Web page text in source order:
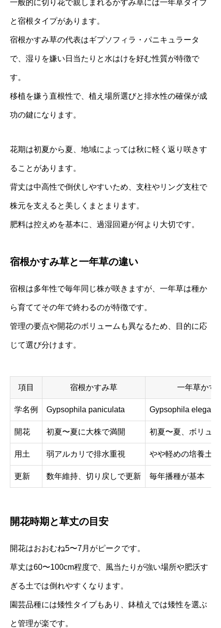
一般的に切り花で親しまれるかすみ草には一年草タイプ
と宿根タイプがあります。
宿根かすみ草の代表はギプソフィラ・パニキュラータ
で、湿りを嫌い日当たりと水はけを好む性質が特徴で
す。
移植を嫌う直根性で、植え場所選びと排水性の確保が成
功の鍵になります。
花期は初夏から夏、地域によっては秋に軽く返り咲きす
ることがあります。
背丈は中高性で倒伏しやすいため、支柱やリング支柱で
株元を支えると美しくまとまります。
肥料は控えめを基本に、過湿回避が何より大切です。
宿根かすみ草と一年草の違い
宿根は多年性で毎年同じ株が咲きますが、一年草は種か
ら育ててその年で終わるのが特徴です。
管理の要点や開花のボリュームも異なるため、目的に応
じて選び分けます。
項目 宿根かすみ草 一年草かす
学名例 Gypsophila paniculata Gypsophila elegans
開花 初夏〜夏に大株で満開 初夏〜夏、ボリュ
用土 弱アルカリで排水重視 やや軽めの培養土
更新 数年維持、切り戻しで更新 毎年播種が基本
開花時期と草丈の目安
開花はおおむね5〜7月がピークです。
草丈は60〜100cm程度で、風当たりが強い場所や肥沃す
ぎる土では倒れやすくなります。
園芸品種には矮性タイプもあり、鉢植えでは矮性を選ぶ
と管理が楽です。